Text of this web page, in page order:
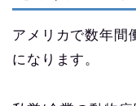
アメリカで数年間
になります。